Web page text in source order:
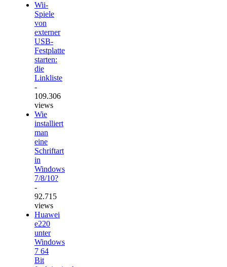
Wii-
Spiele
von
externer
USB-
Festplatte
starten:
die
Linkliste
-
109.306
views
Wie
installiert
man
eine
Schriftart
in
Windows
7/8/10?
-
92.715
views
Huawei
e220
unter
Windows
7 64
Bit